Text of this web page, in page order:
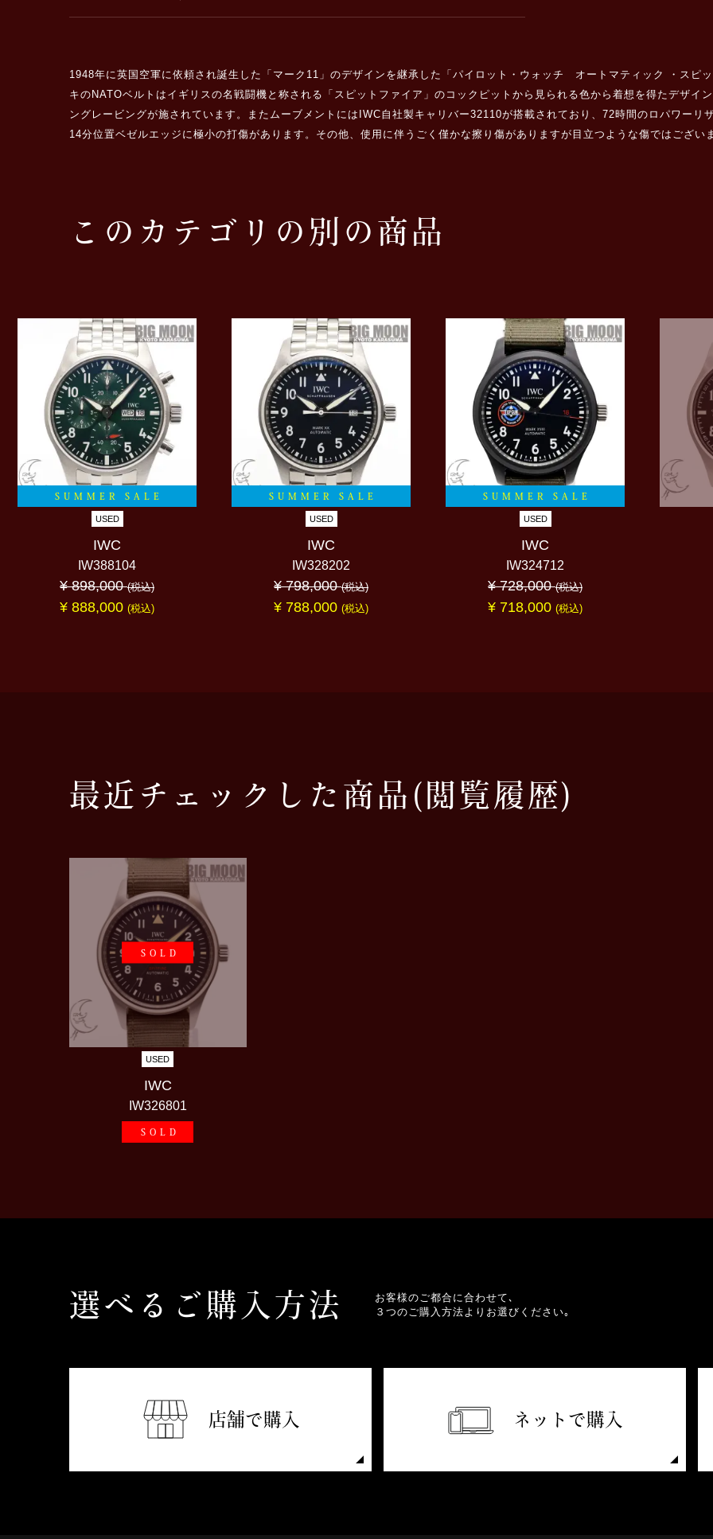
1948年に英国空軍に依頼され誕生した「マーク11」のデザインを継承した「パイロット・ウォッチ オートマティック ・スピ
キのNATOベルトはイギリスの名戦闘機と称される「スピットファイア」のコックピットから見られる色から着想を得たデザイ
ングレービングが施されています。またムーブメントにはIWC自社製キャリバー32110が搭載されており、72時間のロパワーリ
14分位置ベゼルエッジに極小の打傷があります。その他、使用に伴うごく僅かな擦り傷がありますが目立つような傷ではござい
このカテゴリの別の商品
SUMMER SALE
USED
IWC
IW388104
¥ 898,000(税込)
¥ 888,000 (税込)
SUMMER SALE
USED
IWC
IW328202
¥ 798,000(税込)
¥ 788,000 (税込)
SUMMER SALE
USED
IWC
IW324712
¥ 728,000(税込)
¥ 718,000 (税込)
最近チェックした商品 (閲覧履歴)
SOLD
USED
IWC
IW326801
SOLD
選べるご購入方法
お客様のご都合に合わせて､
３つのご購入方法よりお選びください｡
店舗で購入 ネットで購入